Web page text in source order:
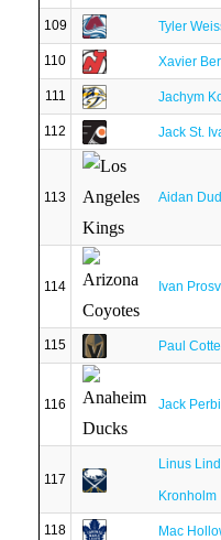
109 Tyler
110 Xavier
111 Jachym
112 Jack St.
113 Aidan
114 Ivan
115 Paul
116 Jack
117
Linus
Kronholm
118 Mac